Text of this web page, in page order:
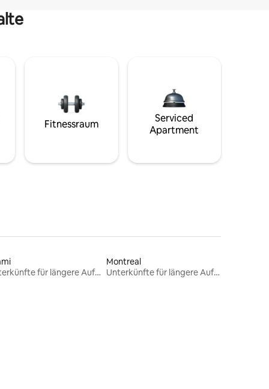
Fitnessraum
Serviced
Apartment
Unterkünfte für längere Aufenthalte
Montreal
Unterkünfte für längere Aufenthalte